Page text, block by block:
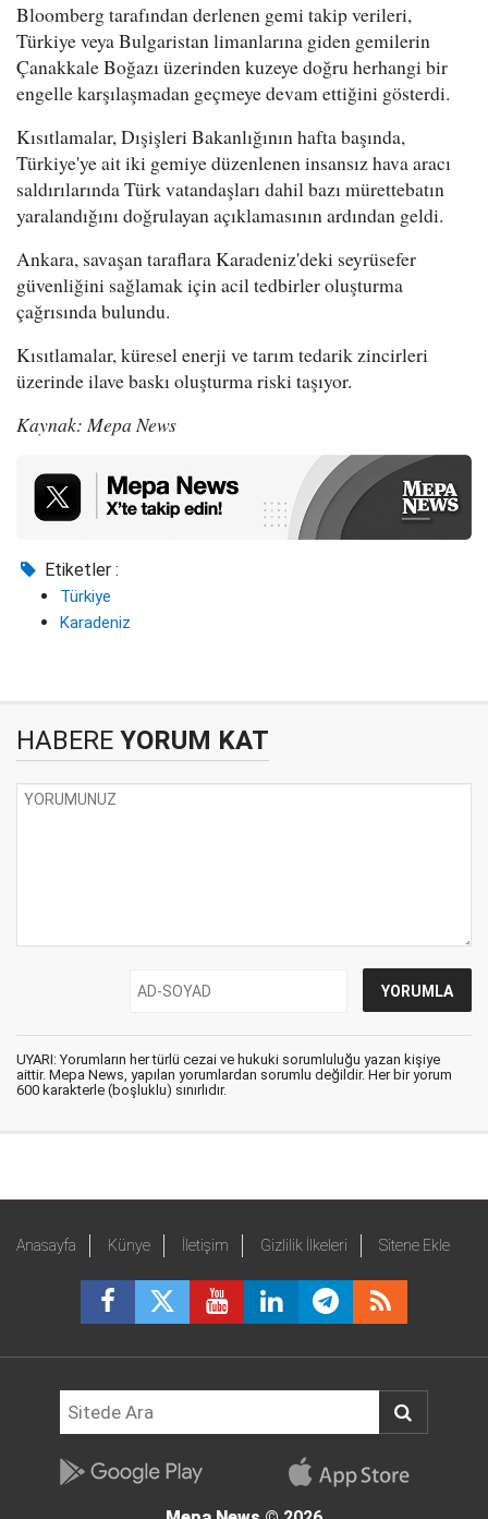
Bloomberg tarafından derlenen gemi takip verileri,
Türkiye veya Bulgaristan limanlarına giden gemilerin
Çanakkale Boğazı üzerinden kuzeye doğru herhangi bir
engelle karşılaşmadan geçmeye devam ettiğini gösterdi.
Kısıtlamalar, Dışişleri Bakanlığının hafta başında,
Türkiye'ye ait iki gemiye düzenlenen insansız hava aracı
saldırılarında Türk vatandaşları dahil bazı mürettebatın
yaralandığını doğrulayan açıklamasının ardından geldi.
Ankara, savaşan taraflara Karadeniz'deki seyrüsefer
güvenliğini sağlamak için acil tedbirler oluşturma
çağrısında bulundu.
Kısıtlamalar, küresel enerji ve tarım tedarik zincirleri
üzerinde ilave baskı oluşturma riski taşıyor.
Kaynak: Mepa News
Etiketler :
Türkiye
Karadeniz
HABERE YORUM KAT
UYARI: Yorumların her türlü cezai ve hukuki sorumluluğu yazan kişiye
aittir. Mepa News, yapılan yorumlardan sorumlu değildir. Her bir yorum
600 karakterle (boşluklu) sınırlıdır.
Anasayfa Künye İletişim Gizlilik İlkeleri Sitene Ekle